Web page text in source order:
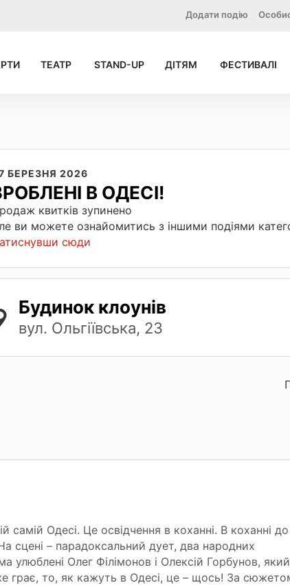
Додати подію
ТЕАТР STAND-UP ДІТЯМ ФЕСТИВАЛІ
БЕРЕЗНЯ 2026
В ОДЕСІ!
квитків зупинено
ви можете ознайомитись з іншими подіями
сюди
Будинок клоунів
вул. Ольгіївська, 23
самій Одесі. Це освідчення в коханні. В коханні до
сцені – парадоксальний дует, два народних
улюблені Олег Філімонов і Олексій Горбунов, який
грає, то, як кажуть в Одесі, це – щось! За